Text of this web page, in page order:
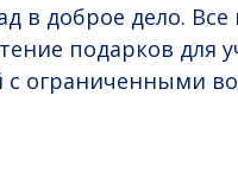
в доброе дело.
подарков для
с ограниченными